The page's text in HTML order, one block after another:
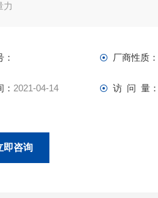
力
厂商性质：
2021-04-14 访 问 量：
即咨询